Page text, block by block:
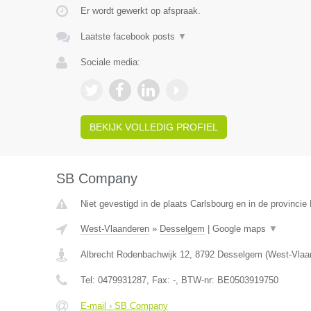
Er wordt gewerkt op afspraak.
Laatste facebook posts ▼
Sociale media:
BEKIJK VOLLEDIG PROFIEL
SB Company
Niet gevestigd in de plaats Carlsbourg en in de provincie
West-Vlaanderen» Desselgem Google maps ▼
Albrecht Rodenbachwijk 12, 8792 Desselgem (West-
Tel: 0479931287, Fax: -, BTW-nr: BE0503919750
E-mail › SB Company